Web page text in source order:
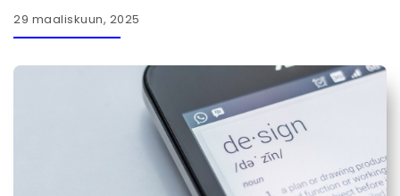
29 maaliskuun, 2025